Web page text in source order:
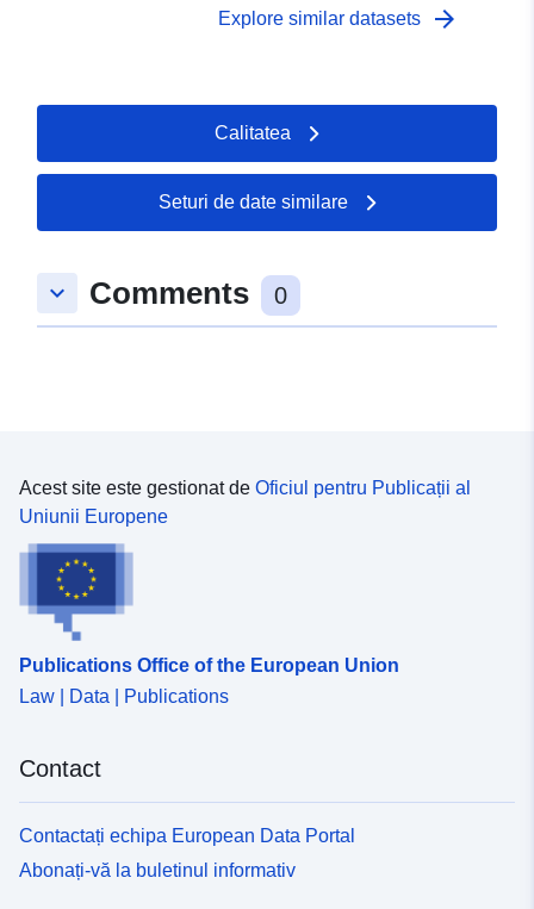
Explore similar datasets arrow_forward
Calitatea
Seturi de date similare
keyboard_arrow_down Comments 0
Acest site este gestionat de Oficiul pentru Publicații al
Uniunii Europene
Publications Office of the European Union
Law | Data | Publications
Contact
Contactați echipa European Data Portal
Abonați-vă la buletinul informativ